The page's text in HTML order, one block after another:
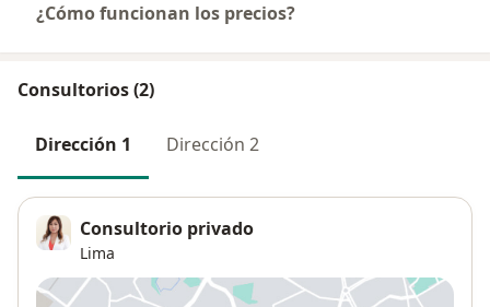
¿Cómo funcionan los precios?
Consultorios (2)
Dirección 1 Dirección 2
Consultorio privado
Lima